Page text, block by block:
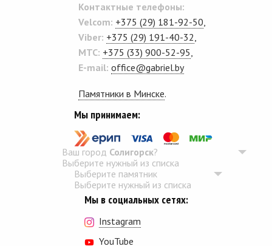
Контактные телефоны:
Velcom: +375 (29) 181-92-50,
Viber: +375 (29) 191-40-32,
MTC: +375 (33) 900-52-95,
E-mail: office@gabriel.by
Памятники в Минске.
Мы принимаем:
Ваш город Солигорск?
Выберите нужный из списка
Выберите памятник
Выберите нужный из списка
Мы в социальных сетях:
Instagram
YouTube